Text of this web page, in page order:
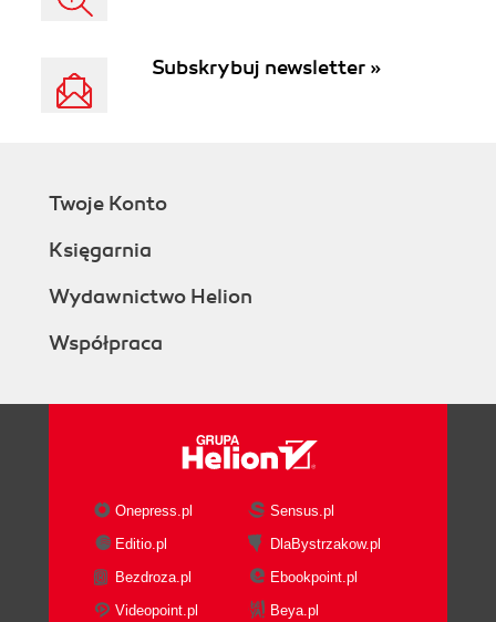
Subskrybuj newsletter »
Twoje Konto
Księgarnia
Wydawnictwo Helion
Współpraca
Onepress.pl
Sensus.pl
Editio.pl
DlaBystrzakow.pl
Bezdroza.pl
Ebookpoint.pl
Videopoint.pl
Beya.pl